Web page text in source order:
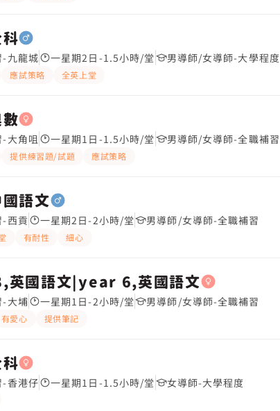
-九龍城 一星期2日-1.5小時/堂 男導師/女導師-大學程度
應試策略 全英上堂
-大角咀 一星期1日-1.5小時/堂 男導師/女導師-全職補習
提供練習題/試題 應試策略
語文
-西貢 一星期2日-2小時/堂 男導師/女導師-全職補習
有耐性 細心
國語文|year 6,英國語文
-大埔 一星期1日-2小時/堂 男導師/女導師-全職補習
有愛心 提供筆記
-香港仔 一星期1日-1.5小時/堂 女導師-大學程度